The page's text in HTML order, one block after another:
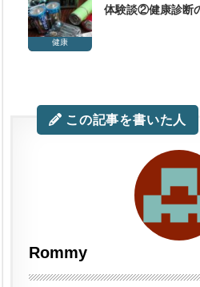
健康
体験談②健康診断
この記事を書いた人
Rommy